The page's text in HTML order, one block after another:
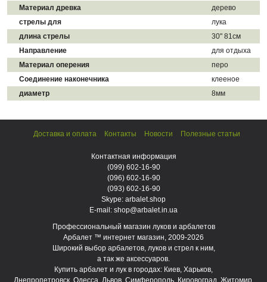
Материал древка
дерево
стрелы для
лука
длина стрелы
30" 81см
Направление
для отдыха
Материал оперения
перо
Cоединение наконечника
клееное
диаметр
8мм
Профессиональный магазин луков и арбалетов
Арбалет ™ интернет магазин, 2009-2026
Широкий выбор арбалетов, луков и стрел к ним,
а так же аксессуаров.
Купить арбалет и лук в городах: Киев, Харьков,
Днепропетровск, Одесса, Львов, Симферополь, Кировоград, Житомир,
Доставка и оплата Контакты Новости Полезные статьи
Контактная информация
(099) 602-16-90
(096) 602-16-90
(093) 602-16-90
Skype: arbalet.shop
E-mail: shop@arbalet.in.ua